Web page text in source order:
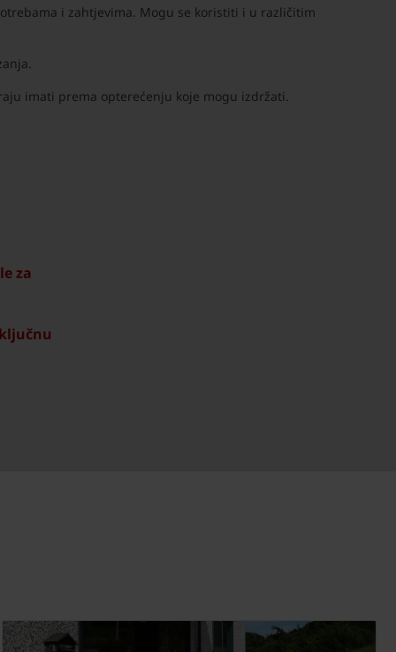
i zahtjevima. Mogu se koristiti i u različitim
imati prema opterećenju koje mogu izdržati.
za